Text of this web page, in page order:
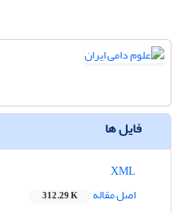
فایل ها
اصل مقاله
312.29 K